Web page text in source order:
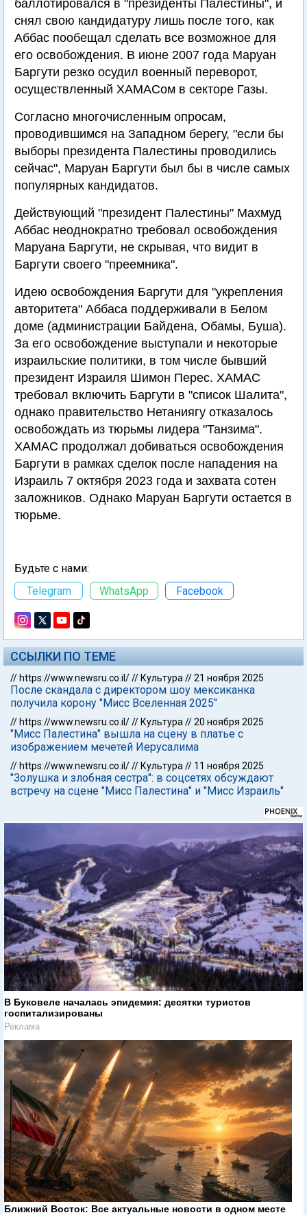
баллотировался в "президенты Палестины", и
снял свою кандидатуру лишь после того, как
Аббас пообещал сделать все возможное для
его освобождения. В июне 2007 года Маруан
Баргути резко осудил военный переворот,
осуществленный ХАМАСом в секторе Газы.
Согласно многочисленным опросам,
проводившимся на Западном берегу, "если бы
выборы президента Палестины проводились
сейчас", Маруан Баргути был бы в числе самых
популярных кандидатов.
Действующий "президент Палестины" Махмуд
Аббас неоднократно требовал освобождения
Маруана Баргути, не скрывая, что видит в
Баргути своего "преемника".
Идею освобождения Баргути для "укрепления
авторитета" Аббаса поддерживали в Белом
доме (администрации Байдена, Обамы, Буша).
За его освобождение выступали и некоторые
израильские политики, в том числе бывший
президент Израиля Шимон Перес. ХАМАС
требовал включить Баргути в "список Шалита",
однако правительство Нетаниягу отказалось
освобождать из тюрьмы лидера "Танзима".
ХАМАС продолжал добиваться освобождения
Баргути в рамках сделок после нападения на
Израиль 7 октября 2023 года и захвата сотен
заложников. Однако Маруан Баргути остается в
тюрьме.
Будьте с нами:
Telegram
WhatsApp Facebook
ССЫЛКИ ПО ТЕМЕ
// https://www.newsru.co.il/// Культура //21 ноября 2025
После скандала с директором шоу мексиканка
получила корону "Мисс Вселенная 2025"
// https://www.newsru.co.il/// Культура //20 ноября 2025
"Мисс Палестина" вышла на сцену в платье с
изображением мечетей Иерусалима
// https://www.newsru.co.il/// Культура // 11 ноября 2025
"Золушка и злобная сестра": в соцсетях обсуждают
встречу на сцене "Мисс Палестина" и "Мисс Израиль"
В Буковеле началась эпидемия: десятки туристов
госпитализированы
Реклама
Ближний Восток: Все актуальные новости в одном месте